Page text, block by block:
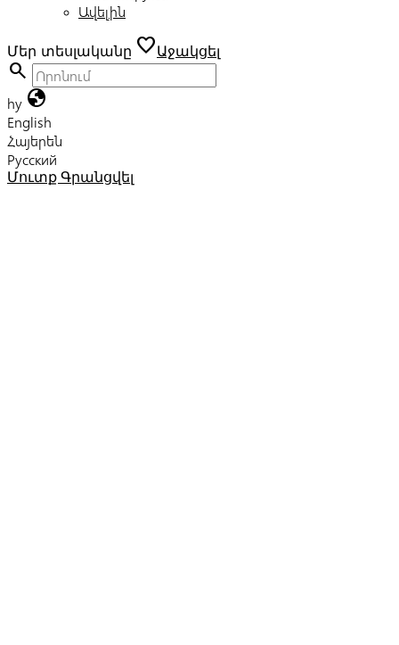
Ավելին
Մեր տեսլականը favoriteԱջակցել
search
hy globe
English
Հայերեն
Русский
Մուտք Գրանցվել